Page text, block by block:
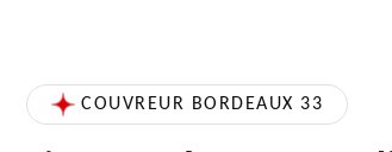
COUVREUR BORDEAUX 33